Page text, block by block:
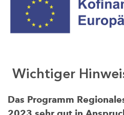
Wichtiger
Das Programm